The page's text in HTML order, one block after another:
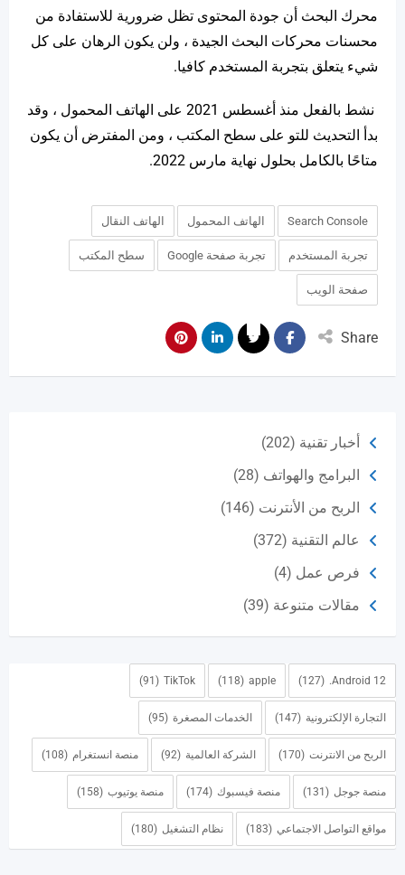
محرك البحث أن جودة المحتوى تظل ضرورية للاستفادة من
محسنات محركات البحث الجيدة ، ولن يكون الرهان على كل
شيء يتعلق بتجربة المستخدم كافيا.
نشط بالفعل منذ أغسطس 2021 على الهاتف المحمول ، وقد
بدأ التحديث للتو على سطح المكتب ، ومن المفترض أن يكون
متاحًا بالكامل بحلول نهاية مارس 2022.
Search Console الهاتف المحمول الهاتف النقال
تجربة المستخدم تجربة صفحة Google سطح المكتب
صفحة الويب
Share
أخبار تقنية (202)
البرامج والهواتف (28)
الربح من الأنترنت (146)
عالم التقنية (372)
فرص عمل (4)
مقالات متنوعة (39)
Android 12.
(127)
apple
(118)
TikTok
(91)
التجارة الإلكترونية (147) الخدمات المصغرة (95)
الربح من الانترنت (170) الشركة العالمية (92) منصة انستغرام (108)
منصة جوجل (131) منصة فيسبوك (174) منصة يوتيوب (158)
مواقع التواصل الاجتماعي (183) نظام التشغيل (180)